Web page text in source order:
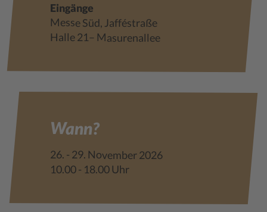
Eingänge
Messe Süd, Jafféstraße
Halle 21– Masurenallee
Wann?
26. - 29. November 2026
10.00 - 18.00 Uhr